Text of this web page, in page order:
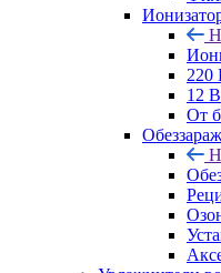
220
12 В
От